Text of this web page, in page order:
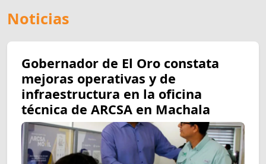
Noticias
Gobernador de El Oro constata
mejoras operativas y de
infraestructura en la oficina
técnica de ARCSA en Machala